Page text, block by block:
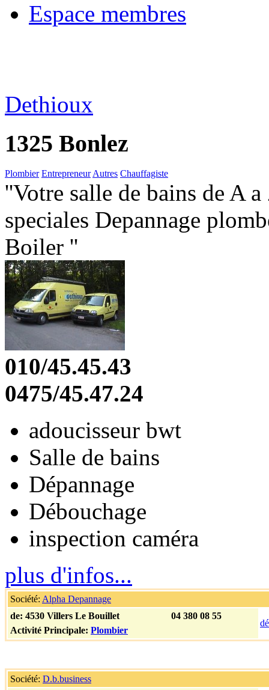
Espace membres
Dethioux
1325 Bonlez
Plombier EntrepreneurAutres Chauffagiste
''Votre salle de bains de A
speciales Depannage
Boiler ''
010/45.45.43
0475/45.47.24
adoucisseur bwt
Salle de bains
Dépannage
Débouchage
inspection caméra
plus d'infos...
Société: Alpha Depannage
de: 4530 Villers Le Bouillet
04 380 08 55
Activité Principale: Plombier
Société: D.b.business